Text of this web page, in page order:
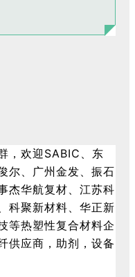
，欢迎SABIC、东
尔、广州金发、振石
杰华航复材、江苏科
科聚新材料、华正新
等热塑性复合材料企
供应商，助剂，设备